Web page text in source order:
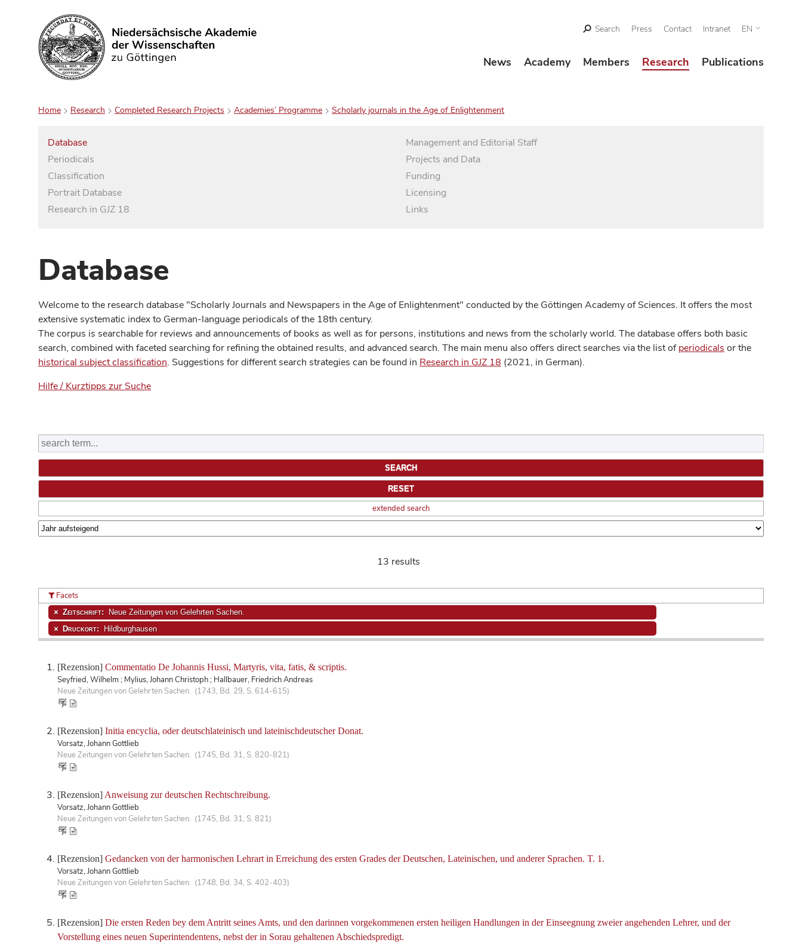
Search
Search Press Contact Intranet EN
News Academy Members Research Publications
Home Research Completed Research Projects Academies’ Programme Scholarly journals in the Age of Enlightenment
Database
Periodicals
Classification
Portrait Database
Research in GJZ 18
Management and Editorial Staff
Projects and Data
Funding
Licensing
Links
Database
Welcome to the research database "Scholarly Journals and Newspapers in the Age of Enlightenment" conducted by the Göttingen Academy of Sciences. It offers the most
extensive systematic index to German-language periodicals of the 18th century.
The corpus is searchable for reviews and announcements of books as well as for persons, institutions and news from the scholarly world. The database offers both basic
search, combined with faceted searching for refining the obtained results, and advanced search. The main menu also offers direct searches via the list ofperiodicals or the
historical subject classification. Suggestions for different search strategies can be found in Research in GJZ 18 (2021, in German).
Hilfe / Kurztipps zur Suche
extended search
13 results
[Rezension] Commentatio De Johannis Hussi, Martyris, vita, fatis, & scriptis.
Seyfried, Wilhelm ; Mylius, Johann Christoph ; Hallbauer, Friedrich Andreas
Neue Zeitungen von Gelehrten Sachen. (1743, Bd. 29, S. 614-615)
[Rezension] Initia encyclia, oder deutschlateinisch und lateinischdeutscher Donat.
Vorsatz, Johann Gottlieb
Neue Zeitungen von Gelehrten Sachen. (1745, Bd. 31, S. 820-821)
[Rezension] Anweisung zur deutschen Rechtschreibung.
Vorsatz, Johann Gottlieb
Neue Zeitungen von Gelehrten Sachen. (1745, Bd. 31, S. 821)
[Rezension] Gedancken von der harmonischen Lehrart in Erreichung des ersten Grades der Deutschen, Lateinischen, und anderer Sprachen. T. 1.
Vorsatz, Johann Gottlieb
Neue Zeitungen von Gelehrten Sachen. (1748, Bd. 34, S. 402-403)
[Rezension] Die ersten Reden bey dem Antritt seines Amts, und den darinnen vorgekommenen ersten heiligen Handlungen in der Einseegnung zweier angehenden Lehrer, und der
Vorstellung eines neuen Superintendentens, nebst der in Sorau gehaltenen Abschiedspredigt.
Facets
Zeitschrift: Neue Zeitungen von Gelehrten Sachen.
Druckort: Hildburghausen